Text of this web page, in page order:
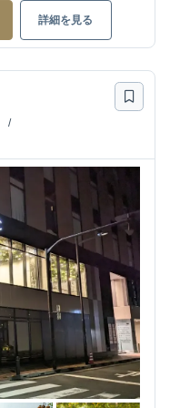
詳細を見る
/